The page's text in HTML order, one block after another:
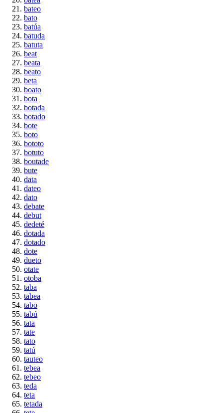
bateo
bato
batúa
batuda
batuta
beat
beata
beato
beta
boato
bota
botada
botado
bote
boto
bototo
botuto
boutade
bute
data
dateo
dato
debate
debut
dedeté
dotada
dotado
dote
dueto
otate
otoba
taba
tabea
tabo
tabú
tata
tate
tato
tatú
tauteo
tebea
tebeo
teda
teta
tetada